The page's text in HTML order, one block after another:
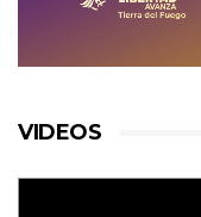
VIDEOS